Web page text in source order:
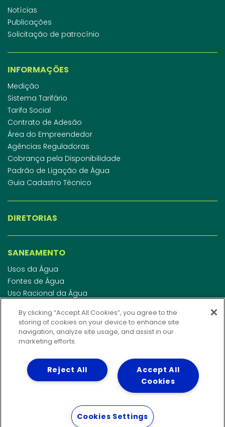
Notícias
Publicações
Solicitação de patrocínio
INFORMAÇÕES
Medição
Sistema Tarifário
Tarifa Social
Contrato de Adesão
Área do Empreendedor
Agências Reguladoras
Cobrança pela Disponibilidade
Padrão de Ligação de Água
Guia Cadastro Técnico
DIRETORIAS
SANEAMENTO
Usos da Água
Fontes de Água
Uso Racional da Água
Esgotamento Sanitário
Regulamento de Água e Esgoto
Indicadores de qualidade da água
INVESTIDORES
By clicking “Accept All Cookies”, you agree to the
storing of cookies on your device to enhance site
navigation, analyze site usage, and assist in our
marketing efforts.
Accept All
Cookies
Reject All
Cookies Settings